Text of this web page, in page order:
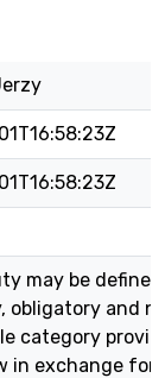
may be defined
obligatory and
category
in exchange for